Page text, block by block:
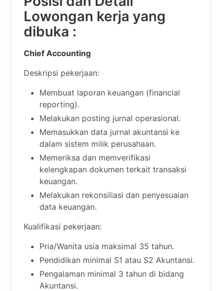
Lowongan kerja yang
dibuka :
Chief Accounting
Deskripsi pekerjaan:
Membuat laporan keuangan (financial
reporting).
Melakukan posting jurnal operasional.
Memasukkan data jurnal akuntansi ke
dalam sistem milik perusahaan.
Memeriksa dan memverifikasi
kelengkapan dokumen terkait transaksi
keuangan.
Melakukan rekonsiliasi dan penyesuaian
data keuangan.
Kualifikasi pekerjaan:
Pria/Wanita usia maksimal 35 tahun.
Pendidikan minimal S1 atau S2 Akuntansi.
Pengalaman minimal 3 tahun di bidang
Akuntansi.